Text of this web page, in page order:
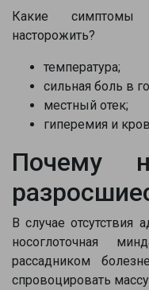
Какие симптомы
насторожить?
температура;
сильная боль в
местный отек;
гиперемия и
Почему
В случае отсутствия
носоглоточная
рассадником
спровоцировать